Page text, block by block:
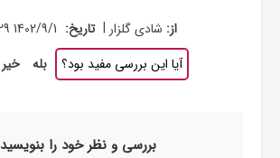
از: شادی گلزار | تاریخ: 1402/9/1 21:29
آیا این بررسی مفید بود؟
بله خیر
بررسی و نظر خود را بنویسید